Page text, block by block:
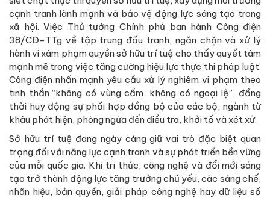
cạnh tranh lành mạnh và bảo vệ động lực sáng tạo trong
xã hội. Việc Thủ tướng Chính phủ ban hành Công điện
38/CĐ-TTg về tập trung đấu tranh, ngăn chặn và xử lý
hành vi xâm phạm quyền sở hữu trí tuệ cho thấy quyết tâm
mạnh mẽ trong việc tăng cường hiệu lực thực thi pháp luật.
Công điện nhấn mạnh yêu cầu xử lý nghiêm vi phạm theo
tinh thần “không có vùng cấm, không có ngoại lệ”, đồng
thời huy động sự phối hợp đồng bộ của các bộ, ngành từ
khâu phát hiện, phòng ngừa đến điều tra, khởi tố và xét xử.
Sở hữu trí tuệ đang ngày càng giữ vai trò đặc biệt quan
trọng đối với năng lực cạnh tranh và sự phát triển bền vững
của mỗi quốc gia. Khi tri thức, công nghệ và đổi mới sáng
tạo trở thành động lực tăng trưởng chủ yếu, các sáng chế,
nhãn hiệu, bản quyền, giải pháp công nghệ hay dữ liệu số